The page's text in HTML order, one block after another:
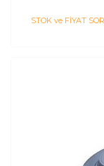
STOK ve FİYAT